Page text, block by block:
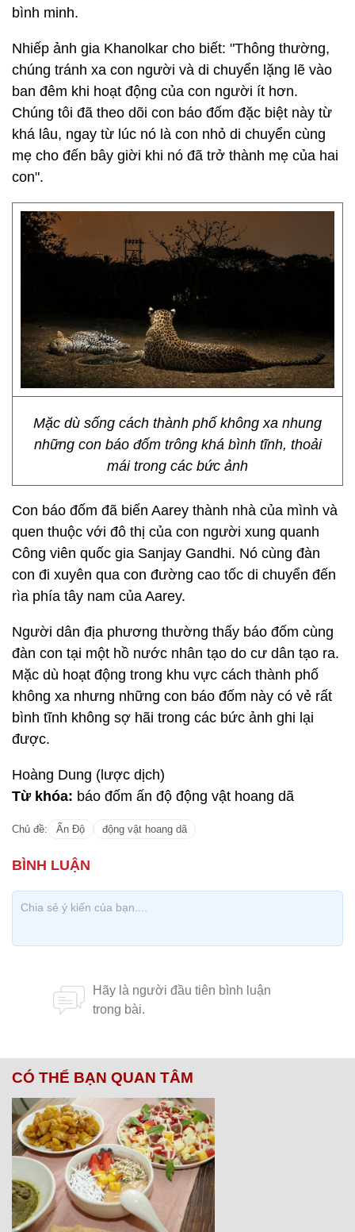
bình minh.
Nhiếp ảnh gia Khanolkar cho biết: "Thông thường,
chúng tránh xa con người và di chuyển lặng lẽ vào
ban đêm khi hoạt động của con người ít hơn.
Chúng tôi đã theo dõi con báo đốm đặc biệt này từ
khá lâu, ngay từ lúc nó là con nhỏ di chuyển cùng
mẹ cho đến bây giời khi nó đã trở thành mẹ của hai
con".
Mặc dù sống cách thành phố không xa nhung
những con báo đốm trông khá bình tĩnh, thoải
mái trong các bức ảnh
Con báo đốm đã biến Aarey thành nhà của mình và
quen thuộc với đô thị của con người xung quanh
Công viên quốc gia Sanjay Gandhi. Nó cùng đàn
con đi xuyên qua con đường cao tốc di chuyển đến
rìa phía tây nam của Aarey.
Người dân địa phương thường thấy báo đốm cùng
đàn con tại một hồ nước nhân tạo do cư dân tạo ra.
Mặc dù hoạt động trong khu vực cách thành phố
không xa nhưng những con báo đốm này có vẻ rất
bình tĩnh không sợ hãi trong các bức ảnh ghi lại
được.
Hoàng Dung (lược dịch)
Từ khóa: báo đốm ấn độ động vật hoang dã
Chủ đề: Ấn Độ động vật hoang dã
CÓ THỂ BẠN QUAN TÂM